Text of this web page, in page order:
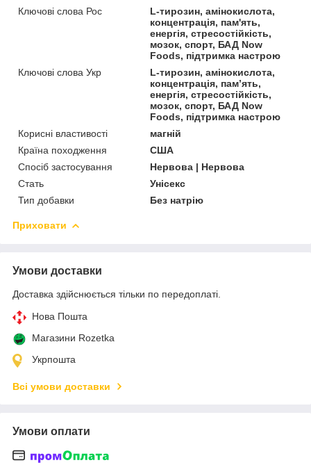
Ключові слова Рос
L-тирозин, амінокислота,
концентрація, пам'ять,
енергія, стресостійкість,
мозок, спорт, БАД Now
Foods, підтримка настрою
Ключові слова Укр
L-тирозин, амінокислота,
концентрація, пам’ять,
енергія, стресостійкість,
мозок, спорт, БАД Now
Foods, підтримка настрою
Корисні властивості
магній
Країна походження
США
Спосіб застосування
Нервова | Нервова
Стать
Унісекс
Тип добавки
Без натрію
Приховати
Умови доставки
Доставка здійснюється тільки по передоплаті.
Нова Пошта
Магазини Rozetka
Укрпошта
Всі умови доставки
Умови оплати